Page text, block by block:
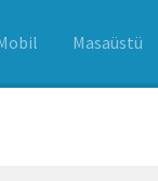
Masaüstü